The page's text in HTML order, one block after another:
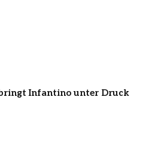
Infantino unter Druck